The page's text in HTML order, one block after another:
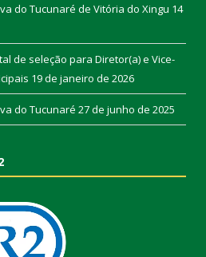
do Tucunaré de Vitória do Xingu 14
de seleção para Diretor(a) e Vice-
19 de janeiro de 2026
do Tucunaré 27 de junho de 2025